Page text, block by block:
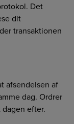
Det
dit
transaktionen
afsendelsen af
dag. Ordrer
efter.